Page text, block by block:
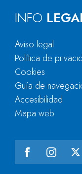
INFO
Aviso legal
Política de
Cookies
Guía de
Accesibilidad
Mapa web